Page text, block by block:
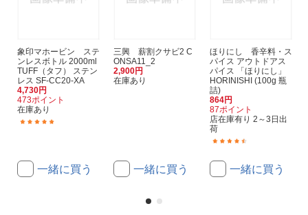
象印マホービン ステ
ンレスボトル 2000ml
TUFF（タフ） ステン
レス SF-CC20-XA
4,730円
473ポイント
在庫あり
一緒に買う
三興 薪割クサビ2 C
ONSA11_2
2,900円
在庫あり
一緒に買う
ほりにし 香辛料・ス
パイス アウトドアス
パイス 「ほりにし」
HORINISHI (100g 瓶
詰)
864円
87ポイント
店在庫有り 2～3日出
荷
一緒に買う